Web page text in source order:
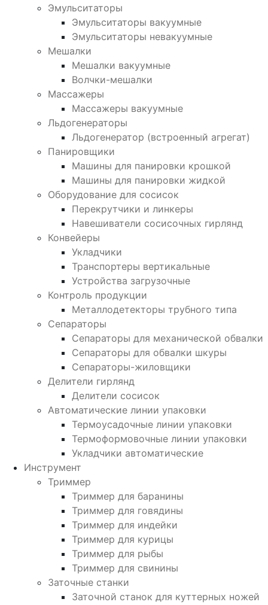
Эмульситаторы
Эмульситаторы вакуумные
Эмульситаторы невакуумные
Мешалки
Мешалки вакуумные
Волчки-мешалки
Массажеры
Массажеры вакуумные
Льдогенераторы
Льдогенератор (встроенный агрегат)
Панировщики
Машины для панировки крошкой
Машины для панировки жидкой
Оборудование для сосисок
Перекрутчики и линкеры
Навешиватели сосисочных гирлянд
Конвейеры
Укладчики
Транспортеры вертикальные
Устройства загрузочные
Контроль продукции
Металлодетекторы трубного типа
Сепараторы
Сепараторы для механической обвалки
Сепараторы для обвалки шкуры
Сепараторы-жиловщики
Делители гирлянд
Делители сосисок
Автоматические линии упаковки
Термоусадочные линии упаковки
Термоформовочные линии упаковки
Укладчики автоматические
Инструмент
Триммер
Триммер для баранины
Триммер для говядины
Триммер для индейки
Триммер для курицы
Триммер для рыбы
Триммер для свинины
Заточные станки
Заточной станок для куттерных ножей